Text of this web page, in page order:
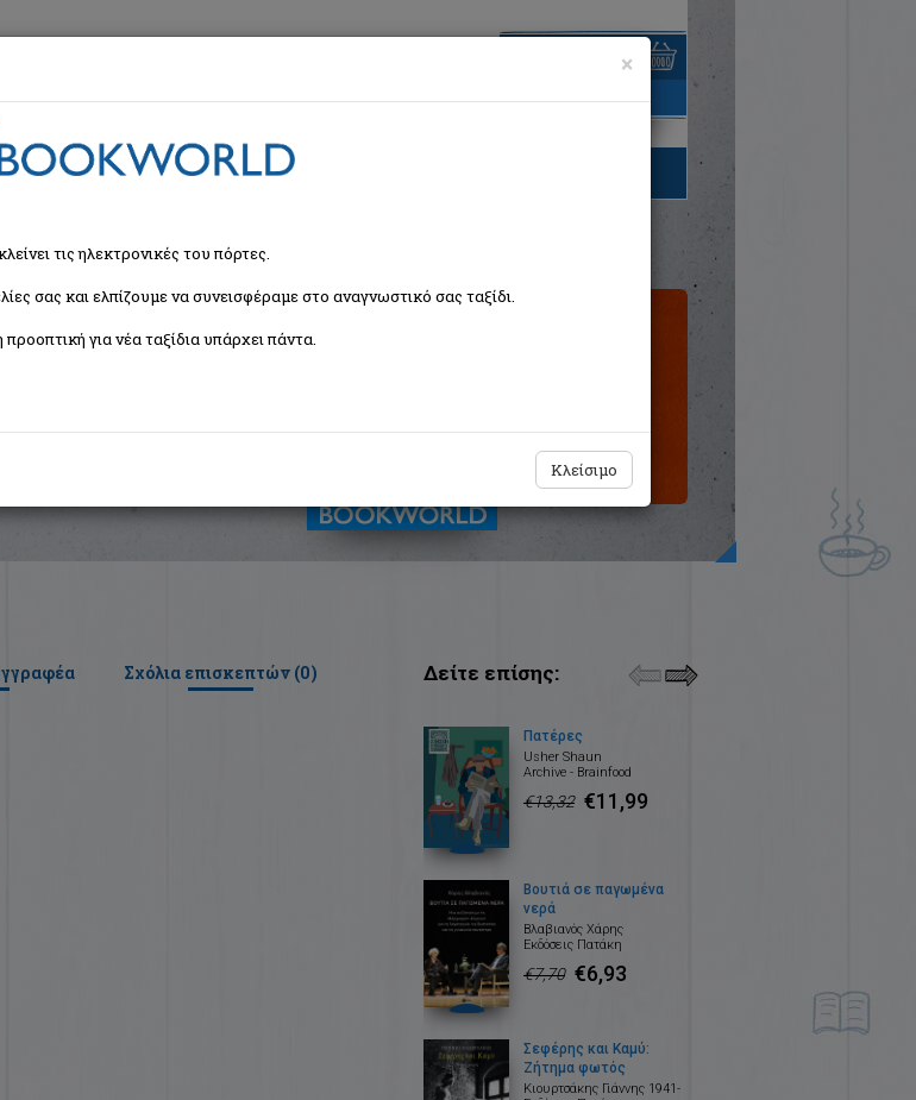
είναι άδειο
Σχόλια επισκεπτών (0) Δείτε επίσης:
Πατέρες
Usher Shaun
Archive - Brainfood
€13,32 €11,99
Βουτιά σε παγωμένα
νερά
Βλαβιανός Χάρης
Εκδόσεις Πατάκη
€7,70 €6,93
Σεφέρης και Καμύ:
Ζήτημα φωτός
Κιουρτσάκης Γιάννης 1941-
×
τις ηλεκτρονικές του πόρτες.
σας και ελπίζουμε να συνεισφέραμε στο αναγνωστικό σας ταξίδι.
για νέα ταξίδια υπάρχει πάντα.
Κλείσιμο